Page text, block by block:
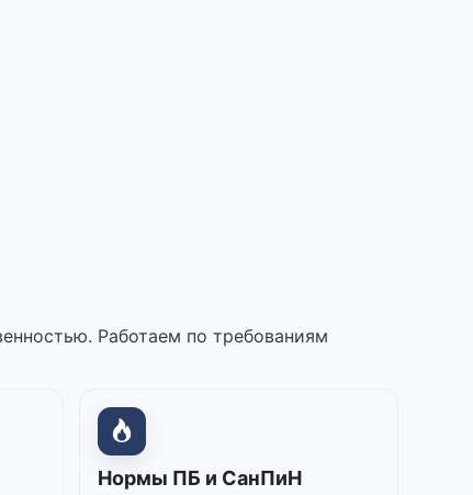
Работаем по требованиям
Нормы ПБ и СанПиН